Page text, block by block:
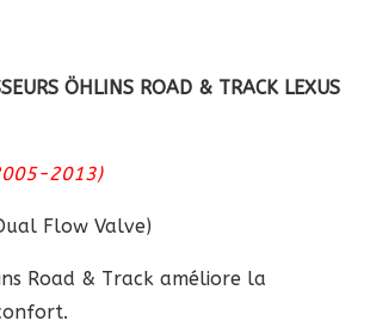
ÖHLINS ROAD & TRACK LEXUS
2013)
Flow Valve)
Road & Track améliore la